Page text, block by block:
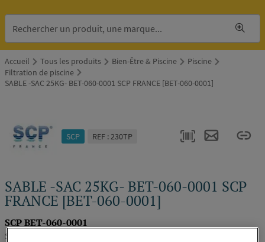
Accueil Tous les produits Bien-Être & Piscine
Piscine
Filtration de piscine
SABLE -SAC 25KG- BET-060-0001 SCP FRANCE [BET-060-0001]
SCP REF : 230TP
SABLE -SAC 25KG- BET-060-0001 SCP
FRANCE [BET-060-0001]
SCP BET-060-0001
SCP FRANCE [BET-060-0001]